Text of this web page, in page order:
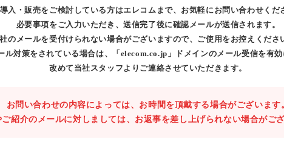
導入・販売をご検討している方はエレコムまで、お気軽にお問い合わせくだ
必要事項をご入力いただき、送信完了後に確認メールが送信されます。
のメールを受付けられない場合がございますので、ご使用をお控えくださ
ル対策をされている場合は、「elecom.co.jp」ドメインのメール受信を有効
改めて当社スタッフよりご連絡させていただきます。
お問い合わせの内容によっては、お時間を頂戴する場合がございます
ご紹介のメールに対しましては、お返事を差し上げられない場合がござ